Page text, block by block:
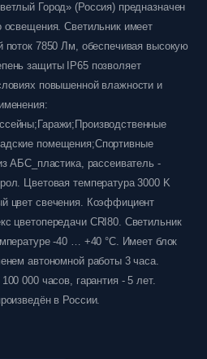
Город» (Россия) предназначен
освещения. Светильник имеет
поток 7850 Лм, обеспечивая высокую
защиты IP65 позволяет
повышенной влажности и
помещения;Спортивные
АБС_пластика, рассеиватель -
Цветовая температура 3000 K
цвет свечения. Коэффициент
цветопередачи CRI80. Светильник
-40 … +40 °C. Имеет блок
автономной работы 3 часа.
000 часов, гарантия - 5 лет.
в России.